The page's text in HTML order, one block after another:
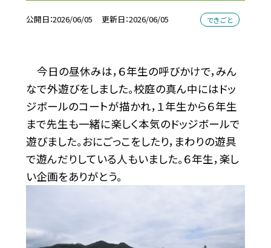
公開日 2026/06/05 更新日 2026/06/05 できごと
今日の昼休みは，６年生の呼びかけで，みん
なで外遊びをしました。校庭の真ん中にはドッ
ジボールのコートが描かれ，１年生から６年生
まで先生も一緒に楽しく本気のドッジボールで
遊びました。おにごっこをしたり，まわりの遊具
で遊んだりしている人もいました。６年生，楽し
い企画をありがとう。